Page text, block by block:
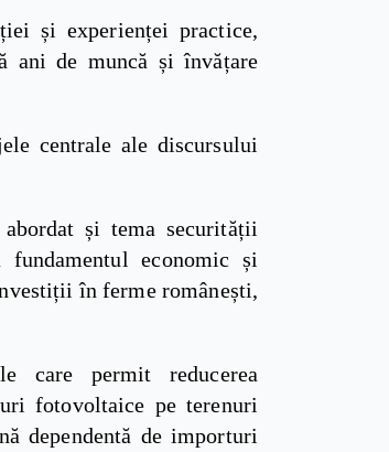
și experienței practice,
ani de muncă și învățare
centrale ale discursului
și tema securității
fundamentul economic și
în ferme românești,
care permit reducerea
fotovoltaice pe terenuri
dependentă de importuri